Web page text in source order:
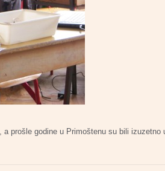
prošle godine u Primoštenu su bili